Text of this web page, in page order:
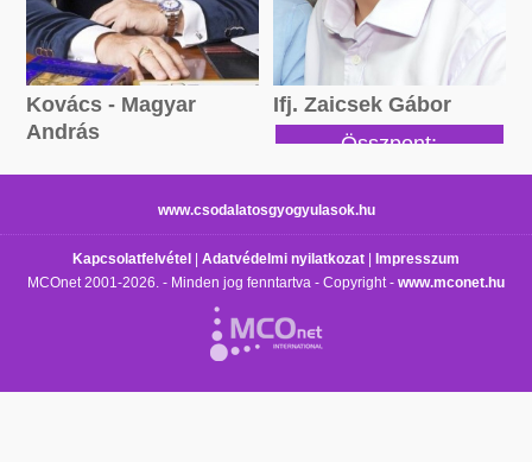
Kovács - Magyar
András
Összpont:
Ifj. Zaicsek Gábor
Összpont:
109835 pont
www.csodalatosgyogyulasok.hu
Kapcsolatfelvétel | Adatvédelmi nyilatkozat | Impresszum
MCOnet 2001-2026. - Minden jog fenntartva - Copyright - www.mconet.hu